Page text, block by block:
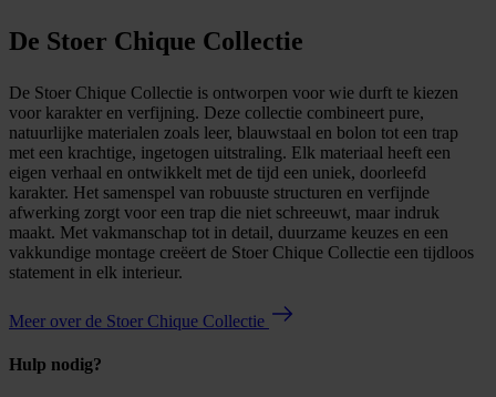
De Stoer Chique Collectie
De Stoer Chique Collectie is ontworpen voor wie durft te kiezen
voor karakter en verfijning. Deze collectie combineert pure,
natuurlijke materialen zoals leer, blauwstaal en bolon tot een trap
met een krachtige, ingetogen uitstraling. Elk materiaal heeft een
eigen verhaal en ontwikkelt met de tijd een uniek, doorleefd
karakter. Het samenspel van robuuste structuren en verfijnde
afwerking zorgt voor een trap die niet schreeuwt, maar indruk
maakt. Met vakmanschap tot in detail, duurzame keuzes en een
vakkundige montage creëert de Stoer Chique Collectie een tijdloos
statement in elk interieur.
Meer over de Stoer Chique Collectie
Hulp nodig?